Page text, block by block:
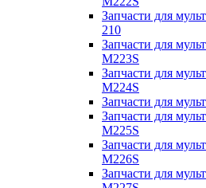
Запчасти для
210
Запчасти для
M223S
Запчасти для
M224S
Запчасти для
Запчасти для
M225S
Запчасти для
M226S
Запчасти для